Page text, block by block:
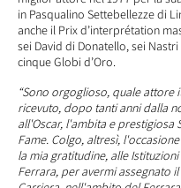
in Pasqualino Settebellezze di
anche il Prix d’interprétation
sei David di Donatello, sei Nastri
cinque Globi d’Oro.
“Sono orgoglioso, quale attore
ricevuto, dopo tanti anni dalla
all'Oscar, l'ambita e prestigiosa
Fame. Colgo, altresì,
la mia gratitudine, alle
Ferrara, per avermi assegnato